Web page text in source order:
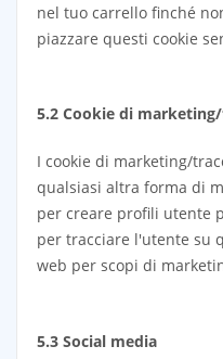
nel tuo carrello finché
piazzare questi cookie
5.2 Cookie di
I cookie di marketing/
qualsiasi altra forma di
per creare profili utente
per tracciare l'utente su
web per scopi di
5.3 Social media